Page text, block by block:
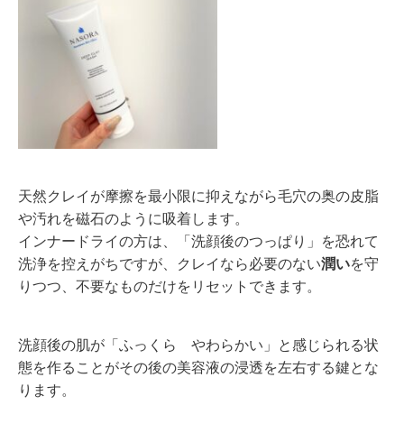
天然クレイが摩擦を最小限に抑えながら毛穴の奥の皮脂
や汚れを磁石のように吸着します。
インナードライの方は、「洗顔後のつっぱり」を恐れて
洗浄を控えがちですが、クレイなら必要のない潤いを守
りつつ、不要なものだけをリセットできます。
洗顔後の肌が「ふっくら やわらかい」と感じられる状
態を作ることがその後の美容液の浸透を左右する鍵とな
ります。